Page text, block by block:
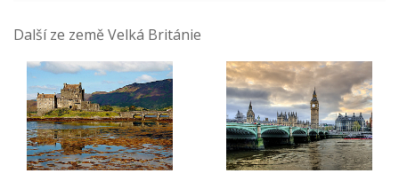
Další ze země Velká Británie